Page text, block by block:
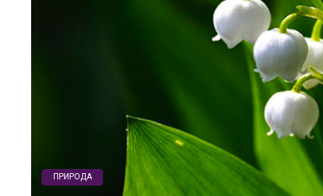
ПРИРОДА